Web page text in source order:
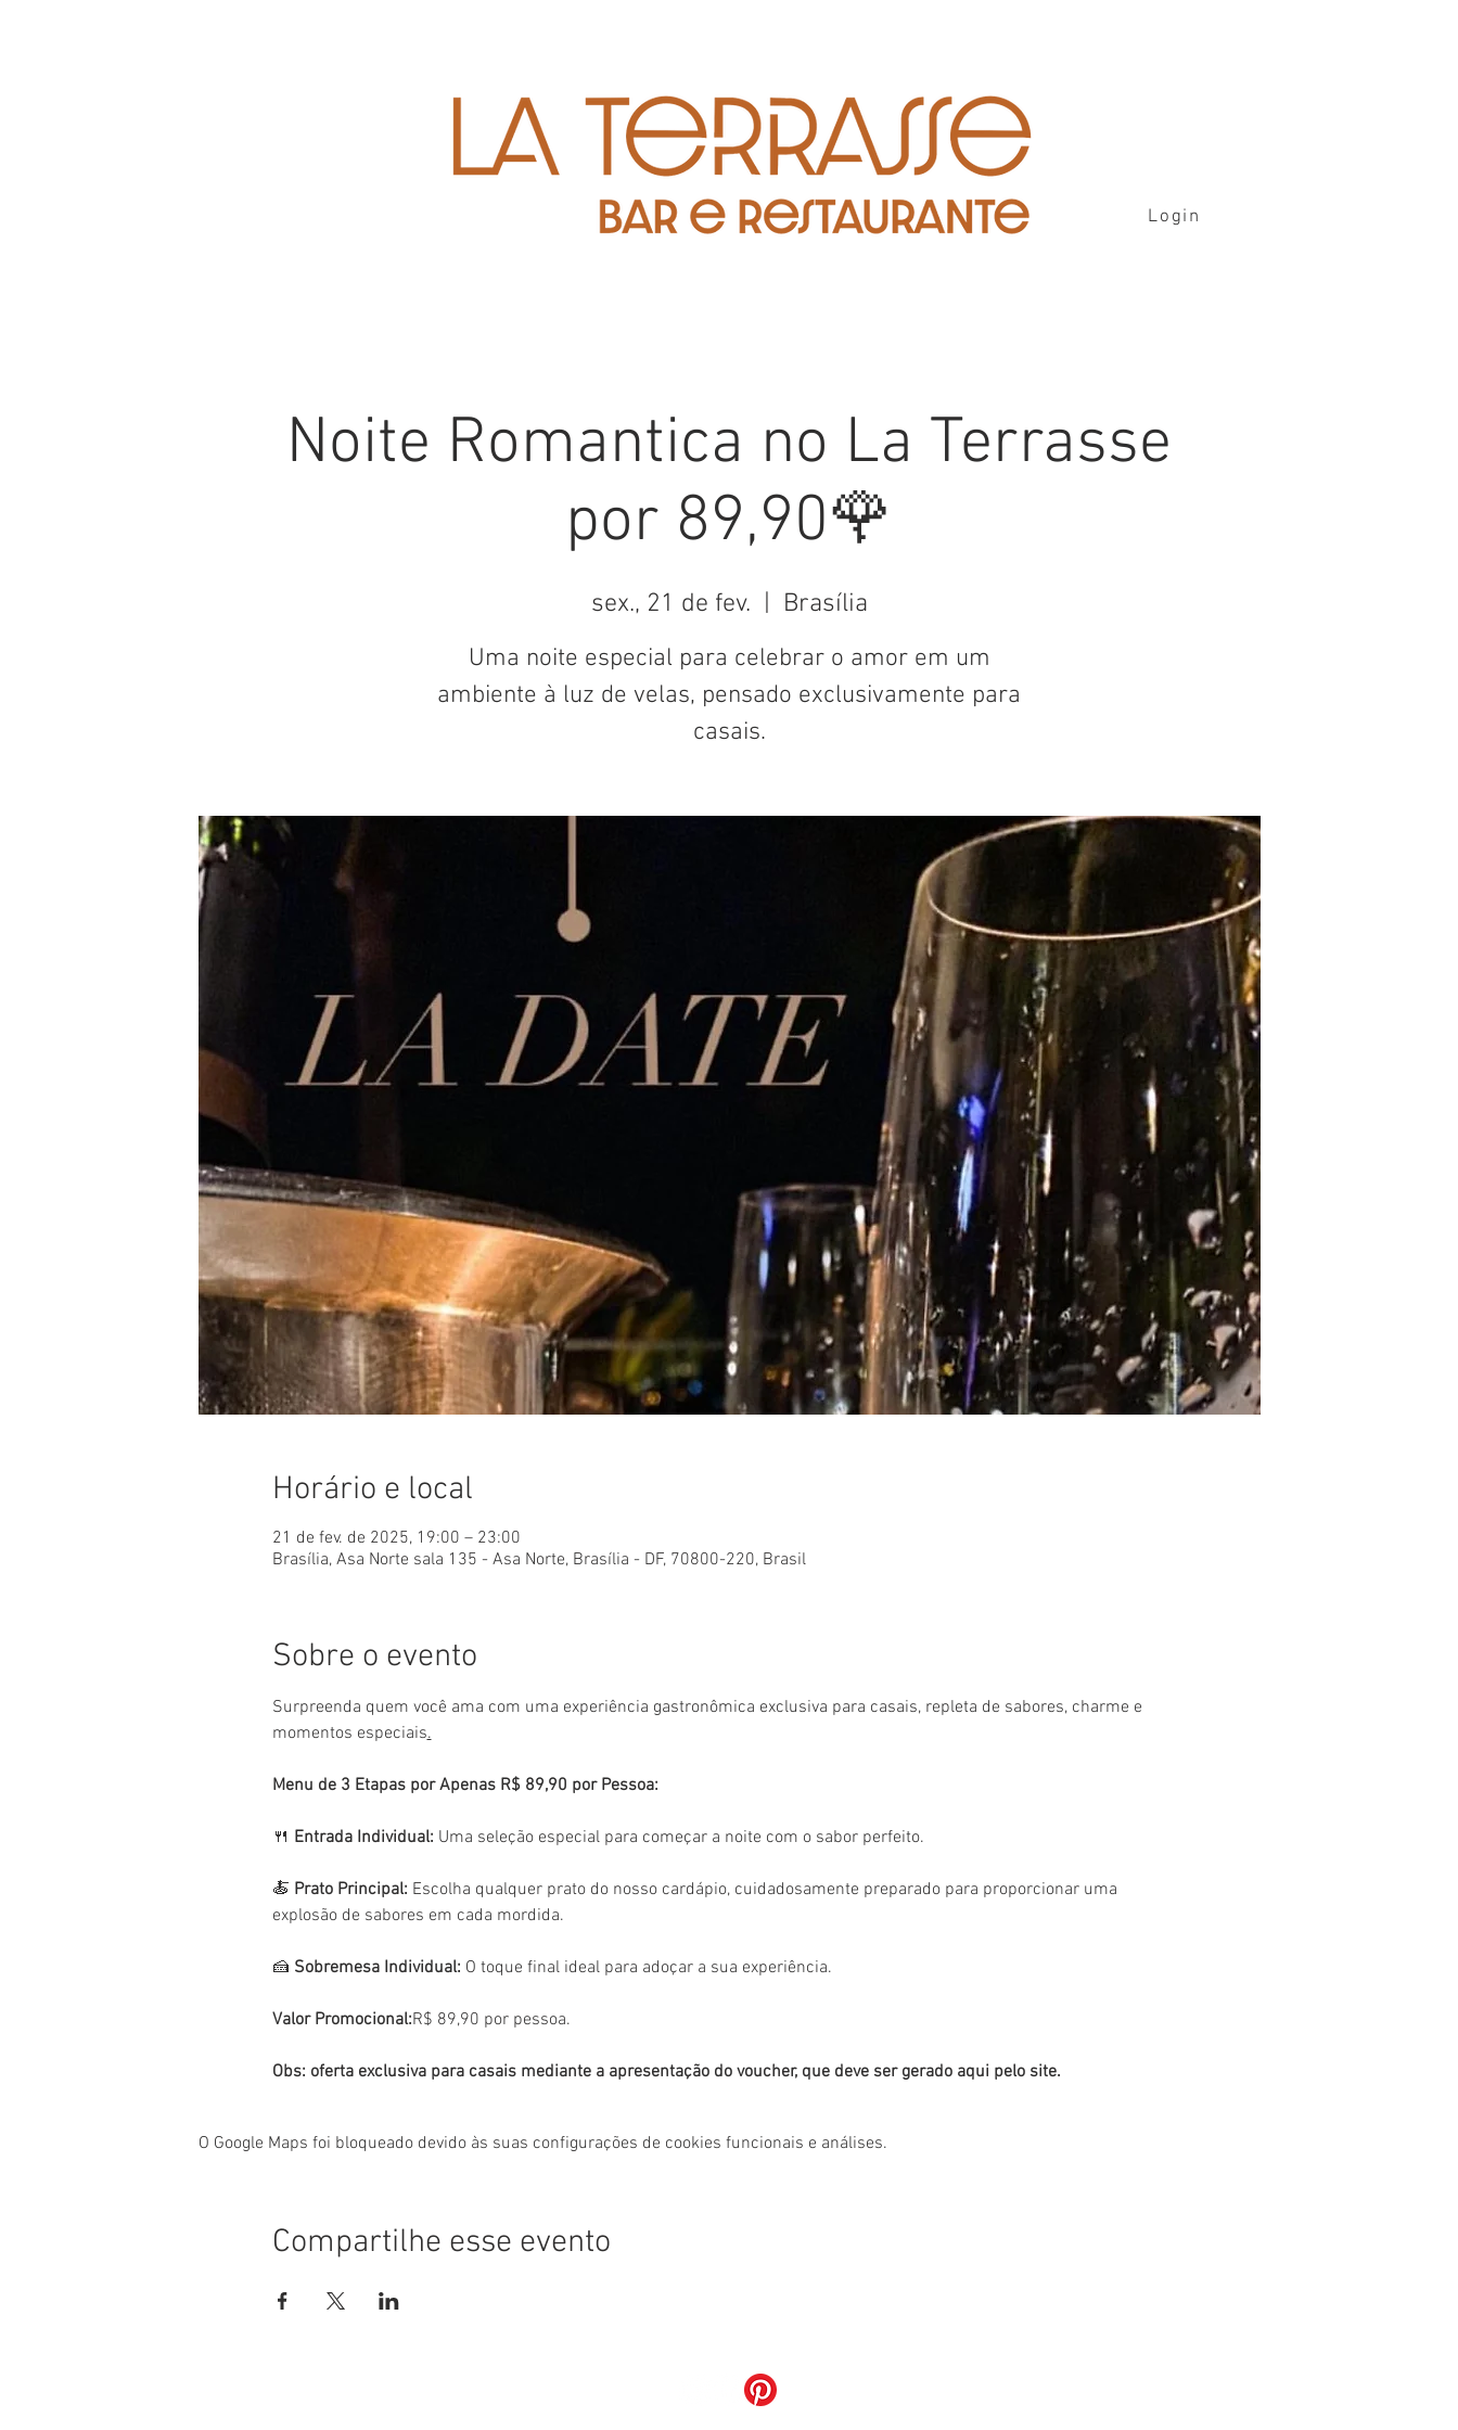
Login
Noite Romantica no La Terrasse
por 89,90🌹
sex., 21 de fev.
Brasília
Uma noite especial para celebrar o amor em um
ambiente à luz de velas, pensado exclusivamente para
casais.
Horário e local
21 de fev. de 2025, 19:00 – 23:00
Brasília, Asa Norte sala 135 - Asa Norte, Brasília - DF, 70800-220, Brasil
Sobre o evento
Surpreenda quem você ama com uma experiência gastronômica exclusiva para casais, repleta de sabores, charme e
momentos especiais.
Menu de 3 Etapas por Apenas R$ 89,90 por Pessoa:
🍴 Entrada Individual: Uma seleção especial para começar a noite com o sabor perfeito.
🍝 Prato Principal: Escolha qualquer prato do nosso cardápio, cuidadosamente preparado para proporcionar uma
explosão de sabores em cada mordida.
🍰 Sobremesa Individual: O toque final ideal para adoçar a sua experiência.
Valor Promocional:R$ 89,90 por pessoa.
Obs: oferta exclusiva para casais mediante a apresentação do voucher, que deve ser gerado aqui pelo site.
O Google Maps foi bloqueado devido às suas configurações de cookies funcionais e análises.
Compartilhe esse evento